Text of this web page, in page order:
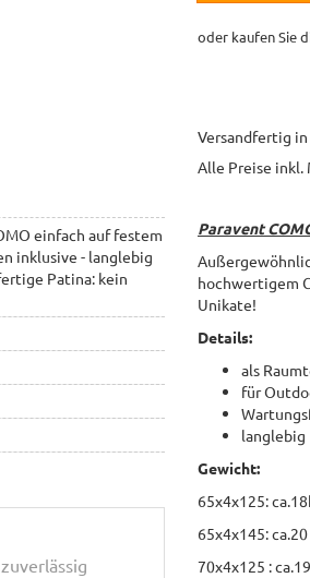
oder kaufen Sie
Versandfertig
Alle Preise inkl.
einfach auf festem
inklusive - langlebig
Patina: kein
Paravent
hochwertigem
Unikate!
Details:
als
für
langlebig
Gewicht:
65x4x125:
65x4x145:
70x4x125 :